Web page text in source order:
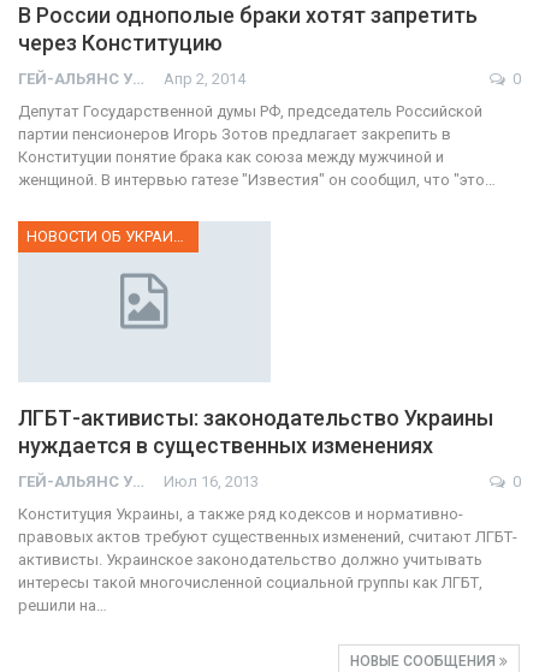
В России однополые браки хотят запретить
через Конституцию
ГЕЙ-АЛЬЯНС УКРАИНА Апр 2, 2014
0
Депутат Государственной думы РФ, председатель Российской
партии пенсионеров Игорь Зотов предлагает закрепить в
Конституции понятие брака как союза между мужчиной и
женщиной. В интервью гатезе "Известия" он сообщил, что "это…
ЛГБТ-активисты: законодательство Украины
нуждается в существенных изменениях
ГЕЙ-АЛЬЯНС УКРАИНА Июл 16, 2013
0
Конституция Украины, а также ряд кодексов и нормативно-
правовых актов требуют существенных изменений, считают ЛГБТ-
активисты. Украинское законодательство должно учитывать
интересы такой многочисленной социальной группы как ЛГБТ,
решили на…
НОВЫЕ СООБЩЕНИЯ